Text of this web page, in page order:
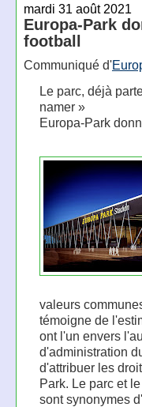
mardi 31 août 2021
Europa-Park
football
Communiqué d'
Le parc, déjà
namer »
Europa-Park
valeurs
témoigne de
ont l'un envers
d'administration
d'attribuer les
Park. Le parc et
sont synonymes